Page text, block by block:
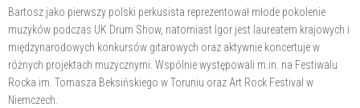
Bartosz jako pierwszy polski perkusista reprezentował młode pokolenie
muzyków podczas UK Drum Show, natomiast Igor jest laureatem krajowych i
międzynarodowych konkursów gitarowych oraz aktywnie koncertuje w
różnych projektach muzycznymi. Wspólnie występowali m.in. na Festiwalu
Rocka im. Tomasza Beksińskiego w Toruniu oraz Art Rock Festival w
Niemczech.